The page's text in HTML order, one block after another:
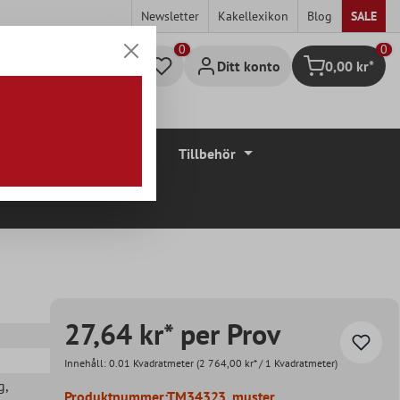
Newsletter Kakellexikon Blog SALE
Ditt konto Kundvagn
0
0,00 kr*
Tillbehör
,
27,64 kr* per Prov
Innehåll: 0.01 Kvadratmeter (2 764,00 kr* / 1 Kvadratmeter)
Produktnummer:TM34323_muster